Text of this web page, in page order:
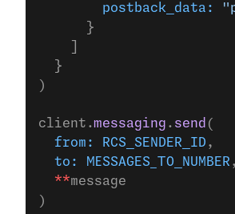
        postback_data:
      }
  }
)
client.messaging . send (
  from:
RCS_SENDER_ID ,
  to:
MESSAGES_TO_NUMBER ,
  **
message
)